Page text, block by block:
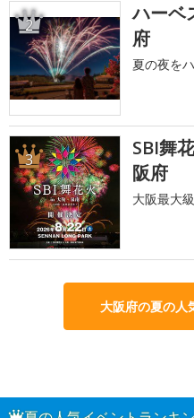
2
ハーベ
府
夏の夜を
3
SBI舞
阪府
大阪最大
大阪府の夏の人